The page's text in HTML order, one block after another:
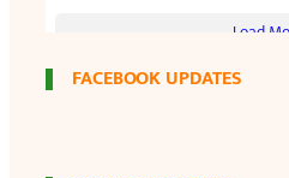
FACEBOOK UPDATES